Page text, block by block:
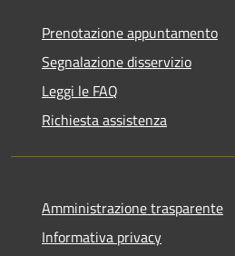
Prenotazione appuntamento
Segnalazione disservizio
Leggi le FAQ
Richiesta assistenza
Amministrazione trasparente
Informativa privacy